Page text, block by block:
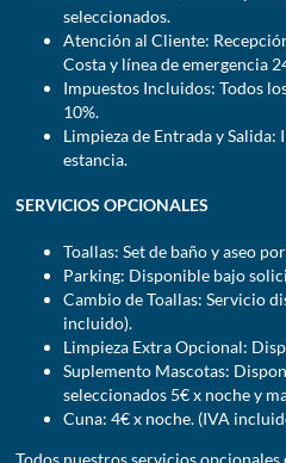
seleccionados.
Atención al Cliente:
Costa y línea de emergencia
Impuestos Incluidos: Todos
10%.
Limpieza de Entrada y
estancia.
SERVICIOS OPCIONALES
Toallas: Set de baño y aseo
Parking: Disponible bajo
Cambio de Toallas: Servicio
incluido).
Limpieza Extra Opcional:
Suplemento Mascotas:
seleccionados 5€ x noche y
Cuna: 4€ x noche. (IVA
Todos nuestros servicios